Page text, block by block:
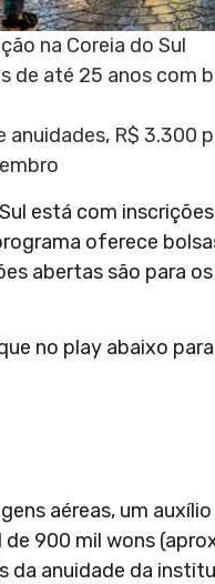
na Coreia do Sul
de até 25 anos com
anuidades, R$ 3.300
está com
oferece
abertas são para os
no play abaixo
aéreas, um
de 900 mil wons
da anuidade da